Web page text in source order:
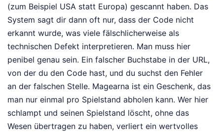
(zum Beispiel USA statt Europa) gescannt haben. Das
System sagt dir dann oft nur, dass der Code nicht
erkannt wurde, was viele fälschlicherweise als
technischen Defekt interpretieren. Man muss hier
penibel genau sein. Ein falscher Buchstabe in der URL,
von der du den Code hast, und du suchst den Fehler
an der falschen Stelle. Magearna ist ein Geschenk, das
man nur einmal pro Spielstand abholen kann. Wer hier
schlampt und seinen Spielstand löscht, ohne das
Wesen übertragen zu haben, verliert ein wertvolles